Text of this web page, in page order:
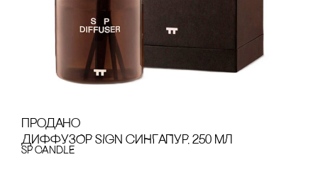
продано
ДИФФУЗОР SIGN сИНГАПУР, 250 МЛ
SP CANDLE